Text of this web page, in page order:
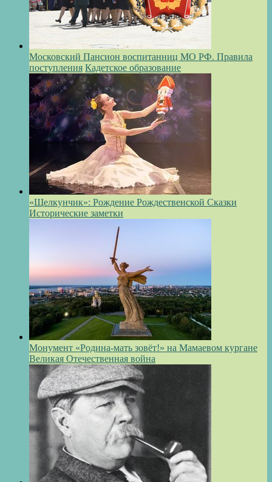
Московский Пансион воспитанниц МО РФ. Правила
поступления Кадетское образование
«Щелкунчик»: Рождение Рождественской Сказки
Исторические заметки
Монумент «Родина-мать зовёт!» на Мамаевом кургане
Великая Отечественная война